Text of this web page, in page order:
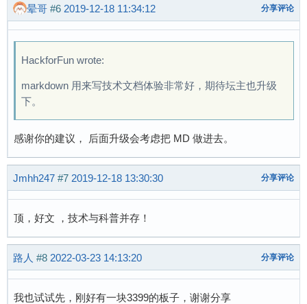
晕哥 #6 2019-12-18 11:34:12 分享评论
HackforFun wrote:
markdown 用来写技术文档体验非常好，期待坛主也升级
下。
感谢你的建议， 后面升级会考虑把 MD 做进去。
Jmhh247 #7 2019-12-18 13:30:30 分享评论
顶，好文 ，技术与科普并存！
路人 #8 2022-03-23 14:13:20 分享评论
我也试试先，刚好有一块3399的板子，谢谢分享